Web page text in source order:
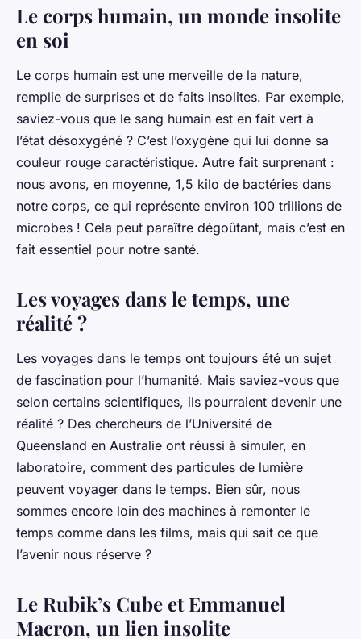
Le corps humain, un monde insolite
en soi
Le corps humain est une merveille de la nature,
remplie de surprises et de faits insolites. Par exemple,
saviez-vous que le sang humain est en fait vert à
l’état désoxygéné ? C’est l’oxygène qui lui donne sa
couleur rouge caractéristique. Autre fait surprenant :
nous avons, en moyenne, 1,5 kilo de bactéries dans
notre corps, ce qui représente environ 100 trillions de
microbes ! Cela peut paraître dégoûtant, mais c’est en
fait essentiel pour notre santé.
Les voyages dans le temps, une
réalité ?
Les voyages dans le temps ont toujours été un sujet
de fascination pour l’humanité. Mais saviez-vous que
selon certains scientifiques, ils pourraient devenir une
réalité ? Des chercheurs de l’Université de
Queensland en Australie ont réussi à simuler, en
laboratoire, comment des particules de lumière
peuvent voyager dans le temps. Bien sûr, nous
sommes encore loin des machines à remonter le
temps comme dans les films, mais qui sait ce que
l’avenir nous réserve ?
Le Rubik’s Cube et Emmanuel
Macron, un lien insolite